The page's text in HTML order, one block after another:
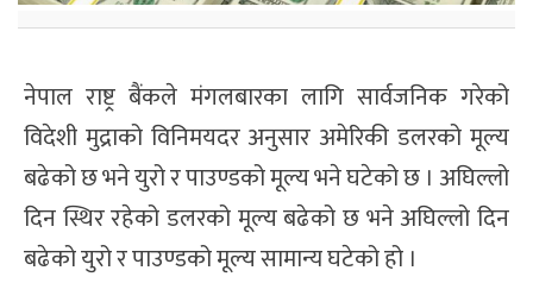
नेपाल राष्ट्र बैंकले मंगलबारका लागि सार्वजनिक गरेको
विदेशी मुद्राको विनिमयदर अनुसार अमेरिकी डलरको मूल्य
बढेको छ भने युरो र पाउण्डको मूल्य भने घटेको छ । अघिल्लो
दिन स्थिर रहेको डलरको मूल्य बढेको छ भने अघिल्लो दिन
बढेको युरो र पाउण्डको मूल्य सामान्य घटेको हो ।